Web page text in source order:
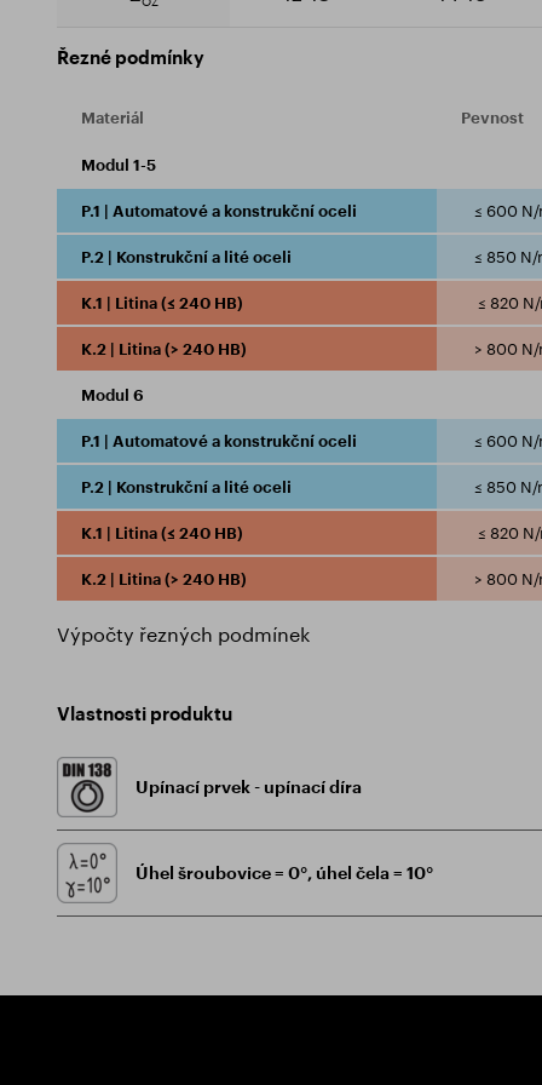
Řezné podmínky
Materiál Pevnost
Modul 1-5
P.1 | Automatové a konstrukční oceli ≤ 600 N/
P.2 | Konstrukční a lité oceli ≤ 850 N/
K.1 | Litina (≤ 240 HB) ≤ 820
K.2 | Litina (> 240 HB) > 800 N/
Modul 6
P.1 | Automatové a konstrukční oceli ≤ 600 N/
P.2 | Konstrukční a lité oceli ≤ 850 N/
K.1 | Litina (≤ 240 HB) ≤ 820
K.2 | Litina (> 240 HB) > 800 N/
Výpočty řezných podmínek
Vlastnosti produktu
Upínací prvek - upínací díra
Úhel šroubovice = 0°, úhel čela = 10°